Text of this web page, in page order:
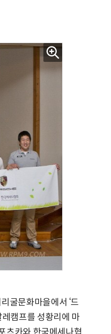
굴문화마을에서 ‘드
캠프를 성황리에 마